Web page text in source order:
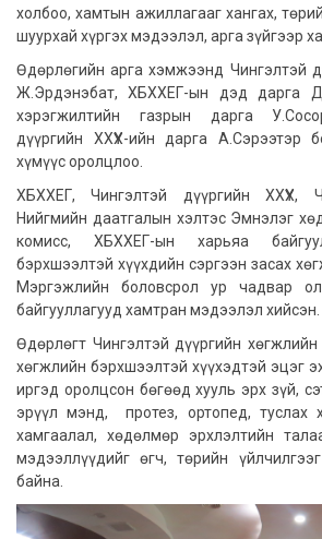
холбоо, хамтын ажиллагааг хангах,
шуурхай хүргэх мэдээлэл, арга зүйгээр
Өдөрлөгийн арга хэмжээнд Чингэлтэй
Ж.Эрдэнэбат, ХБХХЕГ-ын дэд дарга
хэрэгжилтийн газрын дарга
дүүргийн ХХҮХ-ийн дарга А.Сэрээтэр
хүмүүс оролцлоо.
ХБХХЕГ, Чингэлтэй дүүргийн ХХҮХ,
Нийгмийн даатгалын хэлтэс Эмнэлэг
комисс, ХБХХЕГ-ын харьяа
бэрхшээлтэй хүүхдийн сэргээн засах
Мэргэжлийн боловсрол ур чадвар
байгууллагууд хамтран мэдээлэл хийсэн.
Өдөрлөгт Чингэлтэй дүүргийн
хөгжлийн бэрхшээлтэй хүүхэдтэй эцэг
иргэд оролцсон бөгөөд хууль эрх зүй,
эрүүл мэнд, протез, ортопед, туслах
хамгаалал, хөдөлмөр эрхлэлтийн
мэдээллүүдийг өгч, төрийн
байна.